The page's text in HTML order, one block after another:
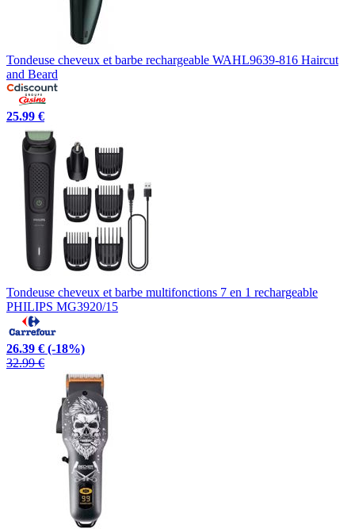
Tondeuse cheveux et barbe rechargeable WAHL9639-816 Haircut
and Beard
25.99 €
Tondeuse cheveux et barbe multifonctions 7 en 1 rechargeable
PHILIPS MG3920/15
26.39 € (-18%)
32.99 €